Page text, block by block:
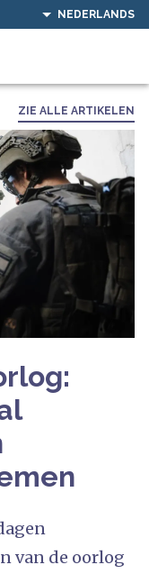
NEDERLANDS
ZIE ALLE ARTIKELEN
van de oorlog